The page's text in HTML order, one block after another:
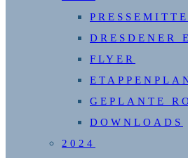
DRESDENER
FLYER
GEPLANTE
DOWNLOADS
2024